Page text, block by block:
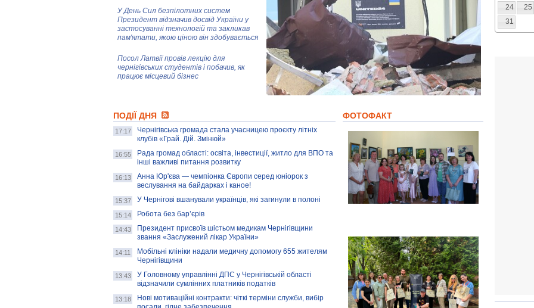
У День Сил безпілотних систем
Президент відзначив досвід України у
застосуванні технологій та закликав
пам'ятати, якою ціною він здобувається
Посол Латвії провів лекцію для
чернігівських студентів і побачив, як
працює місцевий бізнес
колекцію про війну, емоції та тварин
AB InBev Efes Україна підтримала
навчальний проєкт "Молодіжна бізнес-
школа", спрямований на розвиток
підприємництва у Чернігівській області
Золота тварина: видання Forbes
написало про чернігівця Патрона: хто і
скільки на ньому заробляє? І куди
витрачають?
ПОДІЇ ДНЯ
17:17
Чернігівська громада стала учасницею проєкту літніх
клубів «Грай. Дій. Змінюй»
16:55
Рада громад області: освіта, інвестиції, житло для ВПО та
інші важливі питання розвитку
16:13
Анна Юр'єва — чемпіонка Європи серед юніорок з
веслування на байдарках і каное!
15:37 У Чернігові вшанували українців, які загинули в полоні
15:14 Робота без бар’єрів
14:43
Президент присвоїв шістьом медикам Чернігівщини
звання «Заслужений лікар України»
14:11
Мобільні клініки надали медичну допомогу 655 жителям
Чернігівщини
13:43
У Головному управлінні ДПС у Чернігівській області
відзначили сумлінних платників податків
13:18
Нові мотиваційні контракти: чіткі терміни служби, вибір
ФОТОФАКТ
24
25
31